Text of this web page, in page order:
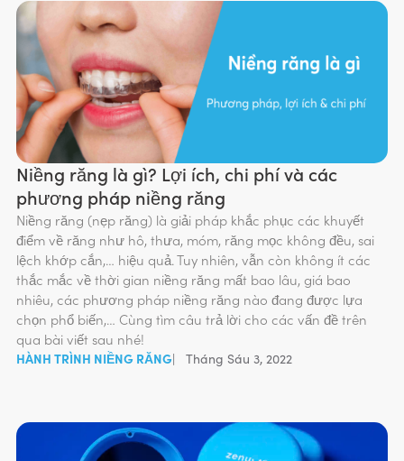
Niềng răng là gì? Lợi ích, chi phí và các
phương pháp niềng răng
Niềng răng (nẹp răng) là giải pháp khắc phục các khuyết
điểm về răng như hô, thưa, móm, răng mọc không đều, sai
lệch khớp cắn,… hiệu quả. Tuy nhiên, vẫn còn không ít các
thắc mắc về thời gian niềng răng mất bao lâu, giá bao
nhiêu, các phương pháp niềng răng nào đang được lựa
chọn phổ biến,… Cùng tìm câu trả lời cho các vấn đề trên
qua bài viết sau nhé!
HÀNH TRÌNH NIỀNG RĂNG| Tháng Sáu 3, 2022